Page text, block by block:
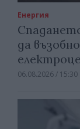
Енергия
да
06.08.2026 / 15:30